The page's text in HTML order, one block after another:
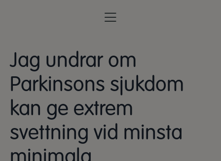
Jag undrar om
Parkinsons sjukdom
kan ge extrem
svettning vid minsta